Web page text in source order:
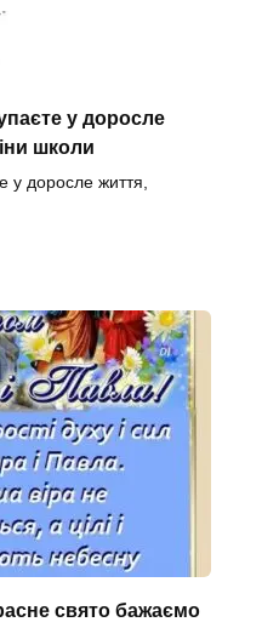
у доросле
школи
у доросле життя,
свято бажаємо